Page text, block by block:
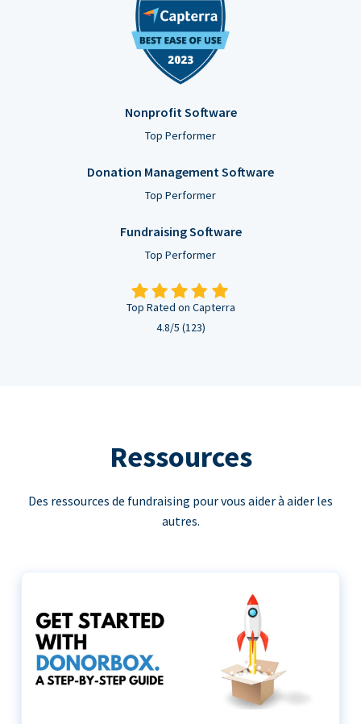
Nonprofit Software
Top Performer
Donation Management Software
Top Performer
Fundraising Software
Top Performer
Top Rated on Capterra
4.8/5 (123)
Ressources
Des ressources de fundraising pour vous aider à aider les
autres.